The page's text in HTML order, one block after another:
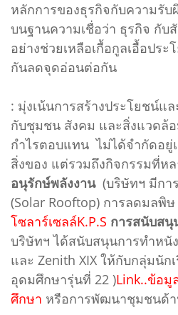
หลักการของธุรกิจกับความรั
บนฐานความเชื่อว่า ธุรกิจ กับ
อย่างช่วยเหลือเกื้อกูลเอื้อปร
กันลดจุดอ่อนต่อกัน
: มุ่งเน้นการสร้างประโยชน์
กับชุมชน สังคม และสิ่งแวดล้
กำไรตอบแทน ไม่ได้จำกัดอยู่
สิ่งของ แต่รวมถึงกิจกรรมที่ห
อนุรักษ์พลังงาน(บริษัทฯ มีกา
(Solar Rooftop) การลดมลพิษ
โซลาร์เซลล์K.P.S การสนับสนุ
บริษัทฯ ได้สนับสนุนการทำหนั
และ Zenith XIX ให้กับกลุ่มนัก
อุดมศึกษารุ่นที่ 22 )Link..ข้อมู
ศึกษา หรือการพัฒนาชุมชนด้า